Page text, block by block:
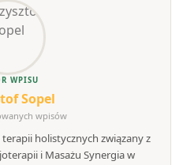
WPISU
Sopel
wpisów
holistycznych związany z
i Masażu Synergia w